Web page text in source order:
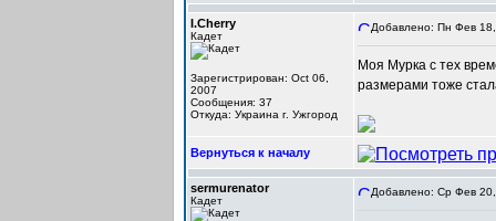
I.Cherry
Кадет
Зарегистрирован: Oct 06,
2007
Сообщения: 37
Откуда: Украина г. Ужгород
Добавлено: Пн Фев
Моя Мурка с тех
размерами тоже
Вернуться к началу
sermurenator
Кадет
Добавлено: Ср Фев